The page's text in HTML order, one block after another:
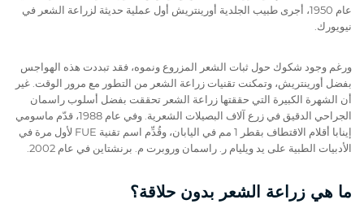
عام 1950، أجرى طبيب الجلدية أورينتريش أول عملية حديثة لزراعة الشعر في
نيويورك.
ورغم وجود شكوك حول ثبات الشعر المزروع ونموه، فقد تبددت هذه الهواجس
بفضل أورينتريش، وتمكنت تقنيات زراعة الشعر من التطور مع مرور الوقت. غير
أن الشهرة الكبيرة التي حققتها زراعة الشعر تحققت بفضل أسلوب راسمان
الجراحي الدقيق في زرع آلاف البصيلات الشعرية. وفي عام 1988، قدّم ماسومي
إينابا أقلام الاقتطاف بقطر 1 مم في اليابان، وقُدِّم اسم تقنية FUE لأول مرة في
الأدبيات الطبية على يد ويليام ر. راسمان وروبرت م. برنشتاين في عام 2002.
ما هي زراعة الشعر بدون حلاقة؟